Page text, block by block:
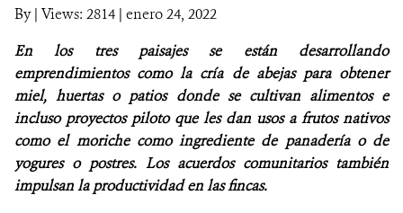
WCS VISUAL
PUBLICACIONES
ALIADOS Y ALIANZAS
By| Views: 2814 | enero 24, 2022
En los tres paisajes se están desarrollando
emprendimientos como la cría de abejas para obtener
miel, huertas o patios donde se cultivan alimentos e
incluso proyectos piloto que les dan usos a frutos nativos
como el moriche como ingrediente de panadería o de
yogures o postres. Los acuerdos comunitarios también
impulsan la productividad en las fincas.